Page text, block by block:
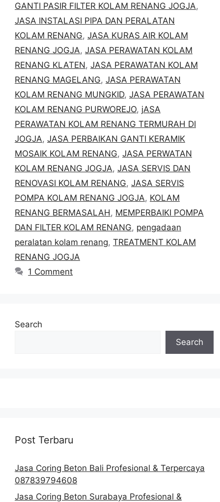
GANTI PASIR FILTER KOLAM RENANG JOGJA,
JASA INSTALASI PIPA DAN PERALATAN
KOLAM RENANG, JASA KURAS AIR KOLAM
RENANG JOGJA, JASA PERAWATAN KOLAM
RENANG KLATEN, JASA PERAWATAN KOLAM
RENANG MAGELANG, JASA PERAWATAN
KOLAM RENANG MUNGKID, JASA PERAWATAN
KOLAM RENANG PURWOREJO, jASA
PERAWATAN KOLAM RENANG TERMURAH DI
JOGJA, JASA PERBAIKAN GANTI KERAMIK
MOSAIK KOLAM RENANG, JASA PERWATAN
KOLAM RENANG JOGJA, JASA SERVIS DAN
RENOVASI KOLAM RENANG, JASA SERVIS
POMPA KOLAM RENANG JOGJA, KOLAM
RENANG BERMASALAH , MEMPERBAIKI POMPA
DAN FILTER KOLAM RENANG, pengadaan
peralatan kolam renang, TREATMENT KOLAM
RENANG JOGJA
1 Comment
Search
Search
Post Terbaru
Jasa Coring Beton Bali Profesional & Terpercaya
087839794608
Jasa Coring Beton Surabaya Profesional &